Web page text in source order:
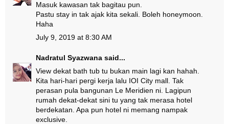
Masuk kawasan tak bagitau pun.
Pastu stay in tak ajak kita sekali. Boleh honeymoon.
Haha
July 9, 2019 at 8:30 AM
Nadratul Syazwana said...
View dekat bath tub tu bukan main lagi kan hahah.
Kita hari-hari pergi kerja lalu IOI City mall. Tak
perasan pula bangunan Le Meridien ni. Lagipun
rumah dekat-dekat sini tu yang tak merasa hotel
berdekatan. Apa pun hotel ni memang nampak
exclusive.